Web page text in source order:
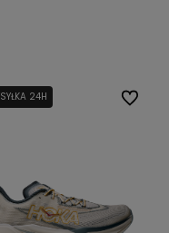
24H Do
Do